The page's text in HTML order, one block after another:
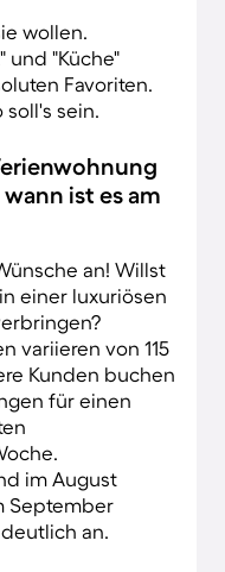
wollen.
und "Küche"
Favoriten.
soll's sein.
ist es am
an! Willst
einer luxuriösen
variieren von 115
Kunden buchen
für einen
im August
September
an.